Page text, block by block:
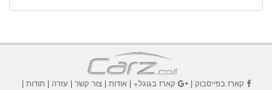
קארז בפייסבוק| קארז בגוגל+|אודות |צור קשר | עזרה | תודות |